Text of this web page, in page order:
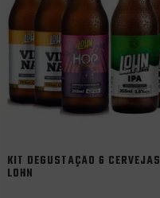
KIT DEGUSTAÇÃO 6 CERVEJAS
LOHN